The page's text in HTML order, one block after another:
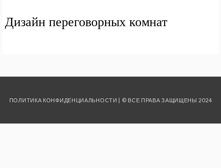
Дизайн переговорных комнат
ПОЛИТИКА КОНФИДЕНЦИАЛЬНОСТИ | © ВСЕ ПРАВА ЗАЩИЩЕНЫ 2024